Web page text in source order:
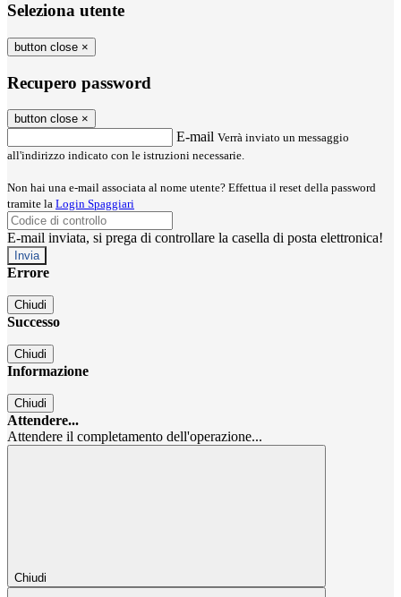
Seleziona utente
button close ×
Recupero password
button close ×
E-mail Verrà inviato un messaggio
all'indirizzo indicato con le istruzioni necessarie.
Non hai una e-mail associata al nome utente? Effettua il reset della password
tramite la Login Spaggiari
E-mail inviata, si prega di controllare la casella di posta elettronica!
Errore
Chiudi
Successo
Chiudi
Informazione
Chiudi
Attendere...
Attendere il completamento dell'operazione...
Chiudi